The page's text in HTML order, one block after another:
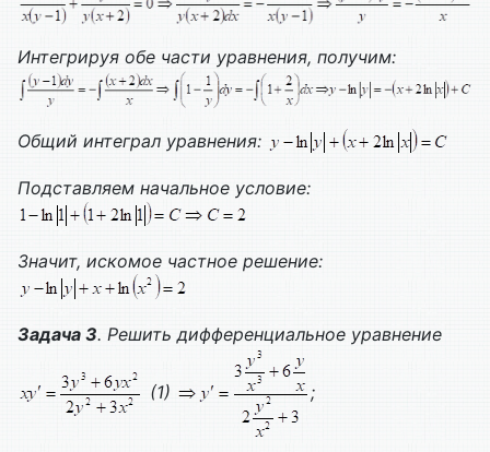
Интегрируя обе части уравнения, получим:
Общий интеграл уравнения:
Подставляем начальное условие:
Значит, искомое частное решение:
Задача 3. Решить дифференциальное уравнение
(1) ;